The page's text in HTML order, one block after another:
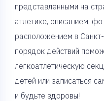
представленными на
атлетике, описанием,
расположением в
порядок действий
легкоатлетическую
детей или записаться
и будьте здоровы!